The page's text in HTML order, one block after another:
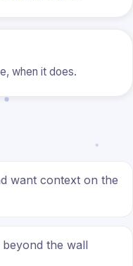
when it does.
want context on the
the wall